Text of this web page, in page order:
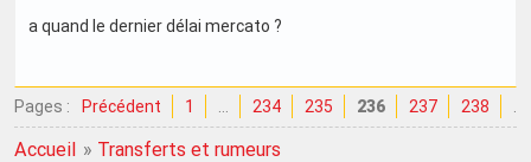
a quand le dernier délai mercato ?
Pages : Précédent 1 234 235 236 237 238
Accueil » Transferts et rumeurs